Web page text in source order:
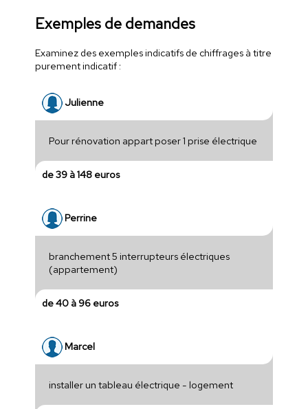
Exemples de demandes
Examinez des exemples indicatifs de chiffrages à titre
purement indicatif :
Julienne
Pour rénovation appart poser 1 prise électrique
de 39 à 148 euros
Perrine
branchement 5 interrupteurs électriques
(appartement)
de 40 à 96 euros
Marcel
installer un tableau électrique - logement